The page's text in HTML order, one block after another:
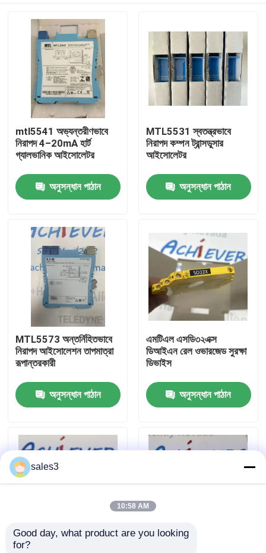
আমাদের সম্বন্ধে
কারখানা পরিদর্শন
আমাদের সাথে যোগাযোগ
একটি উদ্ধৃতি অনুরোধ করুন
News
ALLEN BRADLEY পিএলসি পণ্য
PEPPERL FUCHS বিচ্ছিন্ন বাধা
mtl5541 অভ্যন্তরীণভাবে
নিরাপদ 4–20mA হার্ট
গ্যালভানিক আইসোলেটর
অনুসন্ধান পাঠান
MTL5531 স্বতন্ত্রভাবে
নিরাপদ কম্পন ট্রান্সডুসার
আইসোলেটর
অনুসন্ধান পাঠান
MTL5573 অন্তর্নিহিতভাবে
নিরাপদ আইসোলেশন তাপমাত্রা
রূপান্তরকারী
অনুসন্ধান পাঠান
এমটিএল এসডি৩২এক্স
ডিআইএন রেল ওভারজেড সুরক্ষা
ডিভাইস
অনুসন্ধান পাঠান
MTL7729P+ Zener
sales3
10:58 AM
Good day, what product are you looking
for?